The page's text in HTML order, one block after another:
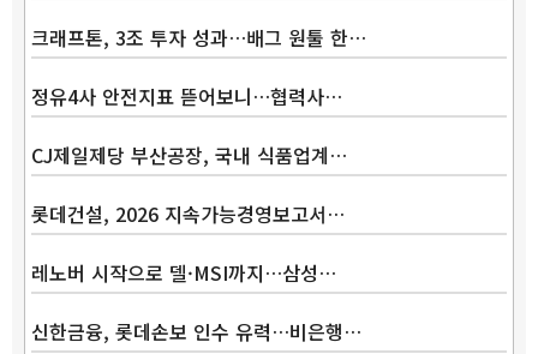
크래프톤, 3조 투자 성과…배그 원툴 한…
정유4사 안전지표 뜯어보니…협력사…
CJ제일제당 부산공장, 국내 식품업계…
롯데건설, 2026 지속가능경영보고서…
레노버 시작으로 델·MSI까지…삼성…
신한금융, 롯데손보 인수 유력…비은행…